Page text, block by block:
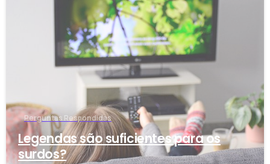
Perguntas Respondidas
Legendas são suficientes para os
surdos?